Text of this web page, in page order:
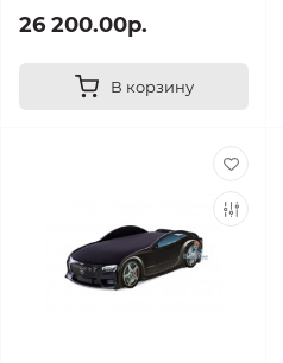
26 200.00р.
В корзину